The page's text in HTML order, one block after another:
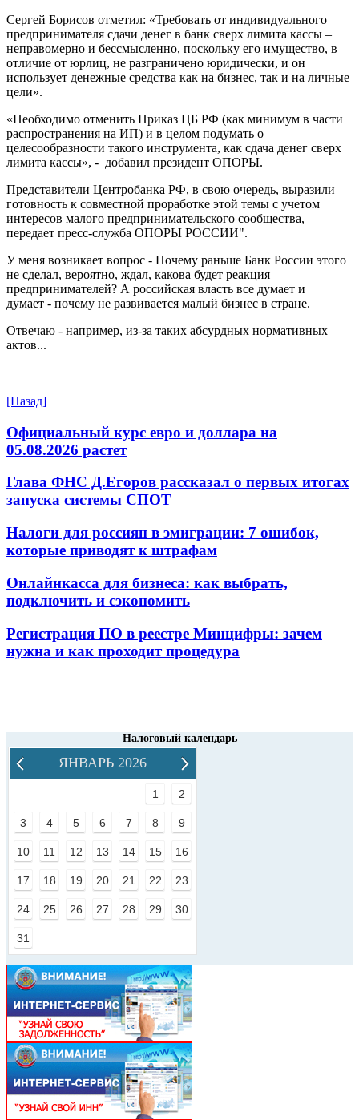
Сергей Борисов отметил: «Требовать от индивидуального
предпринимателя сдачи денег в банк сверх лимита кассы –
неправомерно и бессмысленно, поскольку его имущество, в
отличие от юрлиц, не разграничено юридически, и он
использует денежные средства как на бизнес, так и на личные
цели».
«Необходимо отменить Приказ ЦБ РФ (как минимум в части
распространения на ИП) и в целом подумать о
целесообразности такого инструмента, как сдача денег сверх
лимита кассы», - добавил президент ОПОРЫ.
Представители Центробанка РФ, в свою очередь, выразили
готовность к совместной проработке этой темы с учетом
интересов малого предпринимательского сообщества,
передает пресс-служба ОПОРЫ РОССИИ".
У меня возникает вопрос - Почему раньше Банк России этого
не сделал, вероятно, ждал, какова будет реакция
предпринимателей? А российская власть все думает и
думает - почему не развивается малый бизнес в стране.
Отвечаю - например, из-за таких абсурдных нормативных
актов...
[Назад]
Официальный курс евро и доллара на
05.08.2026 растет
Глава ФНС Д.Егоров рассказал о первых итогах
запуска системы СПОТ
Налоги для россиян в эмиграции: 7 ошибок,
которые приводят к штрафам
Онлайнкасса для бизнеса: как выбрать,
подключить и сэкономить
Регистрация ПО в реестре Минцифры: зачем
нужна и как проходит процедура
Налоговый календарь
ЯНВАРЬ 2026
1 2
3 4 5 6 7 8 9
10 11 12 13 14 15 16
17 18 19 20 21 22 23
24 25 26 27 28 29 30
31